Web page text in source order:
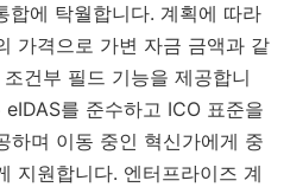
합에 탁월합니다. 계획에 따라
가격으로 가변 자금 금액과 같
건부 필드 기능을 제공합니
를 준수하고 ICO 표준을
하며 이동 중인 혁신가에게 중
지원합니다. 엔터프라이즈 계